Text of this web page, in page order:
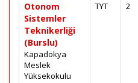
Otonom
Sistemler
Teknikerliği
(Burslu)
Kapadokya
Meslek
Yüksekokulu
TYT 2